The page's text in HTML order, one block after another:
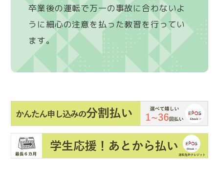
卒業後の運転で万一の事故に合わないよ
うに細心の注意を払った教習を行ってい
ます。